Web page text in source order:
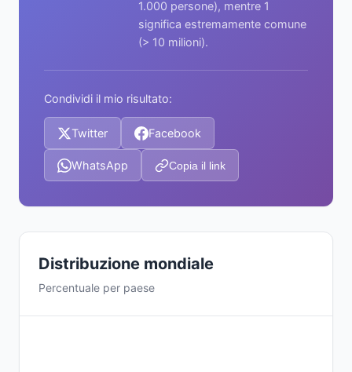
1.000 persone), mentre 1
significa estremamente comune
(> 10 milioni).
Condividi il mio risultato:
Twitter Facebook
WhatsApp Copia il link
Distribuzione mondiale
Percentuale per paese